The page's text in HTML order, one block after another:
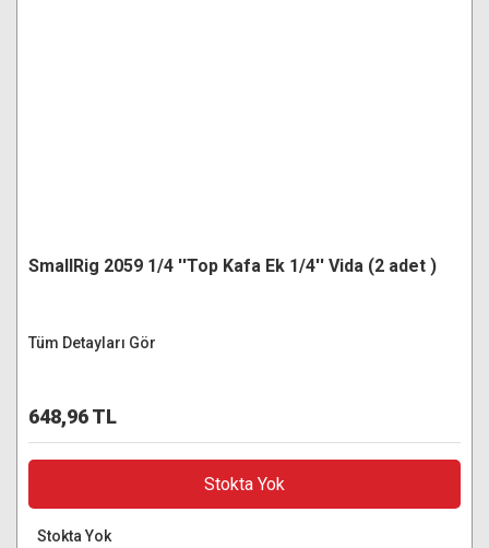
SmallRig 2059 1/4 ''Top Kafa Ek 1/4'' Vida (2 adet )
Tüm Detayları Gör
648,96 TL
Stokta Yok
Stokta Yok